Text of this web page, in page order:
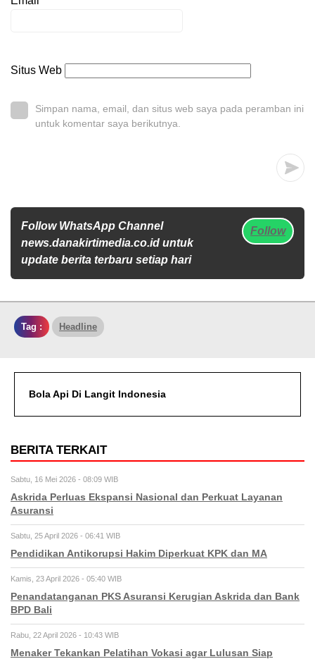
Situs Web
Simpan nama, email, dan situs web saya pada peramban ini
untuk komentar saya berikutnya.
Follow WhatsApp Channel
news.danakirtimedia.co.id untuk
update berita terbaru setiap hari
Follow
Tag : Headline
Bola Api Di Langit Indonesia
BERITA TERKAIT
Sabtu, 16 Mei 2026 - 08:09 WIB
Askrida Perluas Ekspansi Nasional dan Perkuat Layanan
Asuransi
Sabtu, 25 April 2026 - 06:41 WIB
Pendidikan Antikorupsi Hakim Diperkuat KPK dan MA
Kamis, 23 April 2026 - 05:40 WIB
Penandatanganan PKS Asuransi Kerugian Askrida dan Bank
BPD Bali
Rabu, 22 April 2026 - 10:43 WIB
Menaker Tekankan Pelatihan Vokasi agar Lulusan Siap